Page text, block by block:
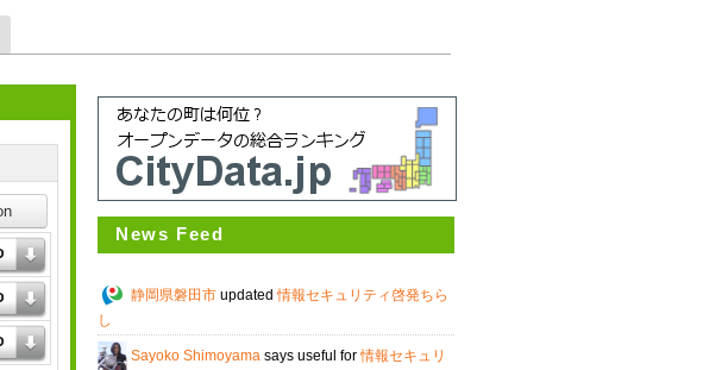
News Feed
静岡県磐田市 updated情報セキュリティ啓発ちら
し
Sayoko Shimoyama says useful for情報セキュリ